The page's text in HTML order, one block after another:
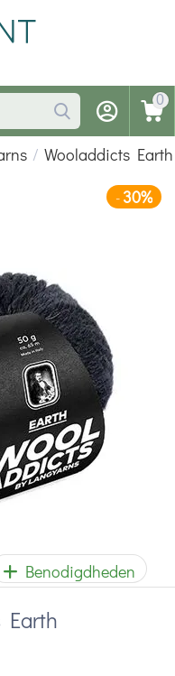
0
/ Wooladdicts Earth
-30%
Benodigdheden
Earth